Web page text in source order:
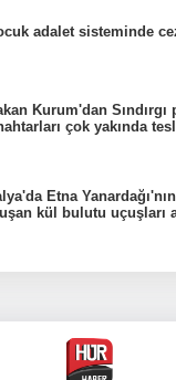
adalet sisteminde
Kurum'dan Sındırgı
çok yakında
Etna
kül bulutu uçuşları
dışına kaçmaya